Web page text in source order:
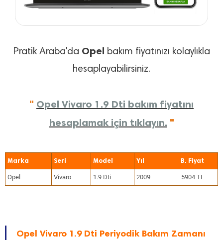
Pratik Araba'da Opel bakım fiyatınızı kolaylıkla
hesaplayabilirsiniz.
" Opel Vivaro 1.9 Dti bakım fiyatını
hesaplamak için tıklayın. "
Marka Seri Model Yıl
Opel Vivaro 1.9 Dti 2009 5904 TL
Opel Vivaro 1.9 Dti Periyodik Bakım Zamanı